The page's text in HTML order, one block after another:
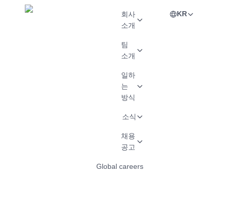
회사
소개
팀
소개
일하
는
방식
소식
채용
공고
Global careers
KR